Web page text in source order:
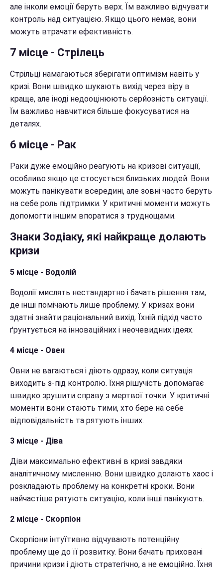
але інколи емоції беруть верх. Їм важливо відчувати
контроль над ситуацією. Якщо цього немає, вони
можуть втрачати ефективність.
7 місце - Стрілець
Стрільці намагаються зберігати оптимізм навіть у
кризі. Вони швидко шукають вихід через віру в
краще, але іноді недооцінюють серйозність ситуації.
Їм важливо навчитися більше фокусуватися на
деталях.
6 місце - Рак
Раки дуже емоційно реагують на кризові ситуації,
особливо якщо це стосується близьких людей. Вони
можуть панікувати всередині, але зовні часто беруть
на себе роль підтримки. У критичні моменти можуть
допомогти іншим впоратися з труднощами.
Знаки Зодіаку, які найкраще долають
кризи
5 місце - Водолій
Водолії мислять нестандартно і бачать рішення там,
де інші помічають лише проблему. У кризах вони
здатні знайти раціональний вихід. Їхній підхід часто
ґрунтується на інноваційних і неочевидних ідеях.
4 місце - Овен
Овни не вагаються і діють одразу, коли ситуація
виходить з-під контролю. Їхня рішучість допомагає
швидко зрушити справу з мертвої точки. У критичні
моменти вони стають тими, хто бере на себе
відповідальність та рятують інших.
3 місце - Діва
Діви максимально ефективні в кризі завдяки
аналітичному мисленню. Вони швидко долають хаос і
розкладають проблему на конкретні кроки. Вони
найчастіше рятують ситуацію, коли інші панікують.
2 місце - Скорпіон
Скорпіони інтуїтивно відчувають потенційну
проблему ще до її розвитку. Вони бачать приховані
причини кризи і діють стратегічно, а не емоційно. Їхня